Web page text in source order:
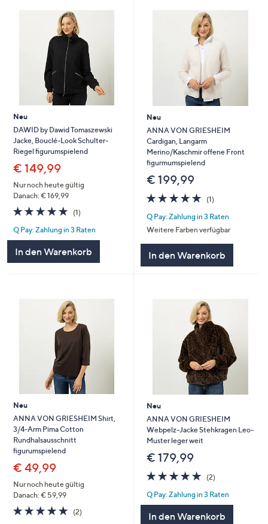
Neu
DAWID by Dawid Tomaszewski
Jacke, Bouclé-Look Schulter-
Riegel figurumspielend
€ 149,99
Nur noch heute gültig
Danach: € 169,99
5.0
von
5
(1)
Q Pay: Zahlung in 3 Raten
In den Warenkorb
Neu
ANNA VON GRIESHEIM
Cardigan, Langarm
Merino/Kaschmir offene Front
figurmumspielend
€ 199,99
5.0
von
5
(1)
Q Pay: Zahlung in 3 Raten
Weitere Farben verfügbar
In den Warenkorb
Neu
ANNA VON GRIESHEIM Shirt,
3/4-Arm Pima Cotton
Rundhalsausschnitt
figurumspielend
€ 49,99
Nur noch heute gültig
Danach: € 59,99
5.0
von
(2)
Neu
ANNA VON GRIESHEIM
Webpelz-Jacke Stehkragen Leo-
Muster leger weit
€ 179,99
5.0
von
5
(2)
Q Pay: Zahlung in 3 Raten
In den Warenkorb